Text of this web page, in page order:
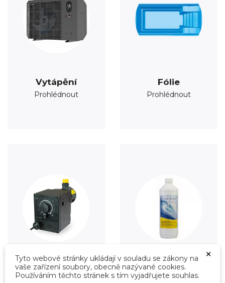
Vytápění
Prohlédnout
Fólie
Prohlédnout
Úprava vody Údržba
×
Tyto webové stránky ukládají v souladu se zákony na
vaše zařízení soubory, obecně nazývané cookies.
Používáním těchto stránek s tím vyjadřujete souhlas.